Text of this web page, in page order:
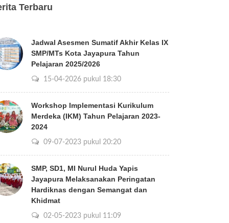
Terbaru
Jadwal Asesmen Sumatif Akhir Kelas IX
SMP/MTs Kota Jayapura Tahun
Pelajaran 2025/2026
15-04-2026 pukul 18:30
Workshop Implementasi Kurikulum
Merdeka (IKM) Tahun Pelajaran 2023-
2024
09-07-2023 pukul 20:20
SMP, SD1, MI Nurul Huda Yapis
Jayapura Melaksanakan Peringatan
Hardiknas dengan Semangat dan
Khidmat
02-05-2023 pukul 11:09